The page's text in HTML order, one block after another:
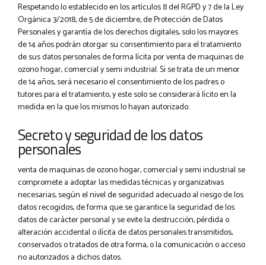
Respetando lo establecido en los artículos 8 del RGPD y 7 de la Ley
Orgánica 3/2018, de 5 de diciembre, de Protección de Datos
Personales y garantía de los derechos digitales, solo los mayores
de 14 años podrán otorgar su consentimiento para el tratamiento
de sus datos personales de forma lícita por venta de maquinas de
ozono hogar, comercial y semi industrial. Si se trata de un menor
de 14 años, será necesario el consentimiento de los padres o
tutores para el tratamiento, y este solo se considerará lícito en la
medida en la que los mismos lo hayan autorizado.
Secreto y seguridad de los datos
personales
venta de maquinas de ozono hogar, comercial y semi industrial se
compromete a adoptar las medidas técnicas y organizativas
necesarias, según el nivel de seguridad adecuado al riesgo de los
datos recogidos, de forma que se garantice la seguridad de los
datos de carácter personal y se evite la destrucción, pérdida o
alteración accidental o ilícita de datos personales transmitidos,
conservados o tratados de otra forma, o la comunicación o acceso
no autorizados a dichos datos.